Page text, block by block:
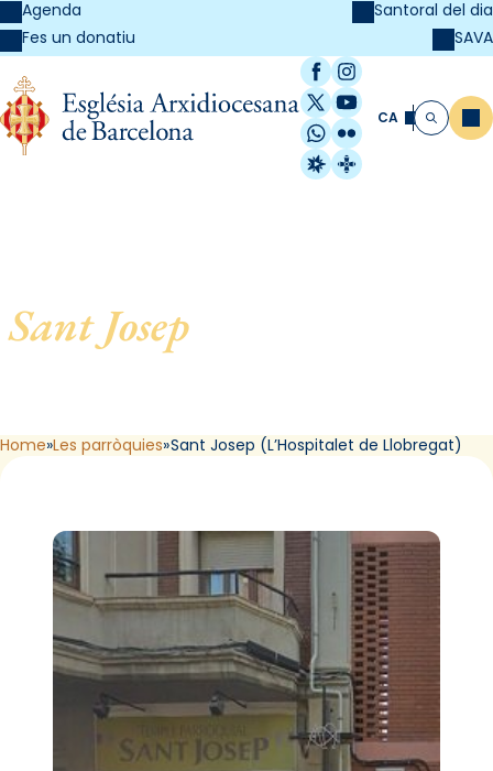
Agenda
Fes un donatiu
Santoral del dia
SAVA
Facebook
Instagram
X / Twitter
YouTube
WhatsApp
Flickr
Radio Estel
Catalunya
CA Cerca
Sant Josep
de Llobregat (L’Hospitalet
Home Les parròquies Sant Josep (L’Hospitalet de Llobregat)